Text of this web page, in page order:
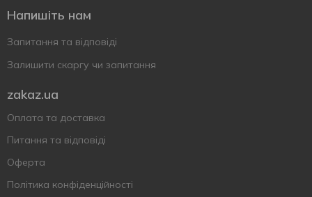
Напишіть нам
Запитання та відповіді
Залишити скаргу чи запитання
zakaz.ua
Оплата та доставка
Питання та відповіді
Оферта
Політика конфіденційності